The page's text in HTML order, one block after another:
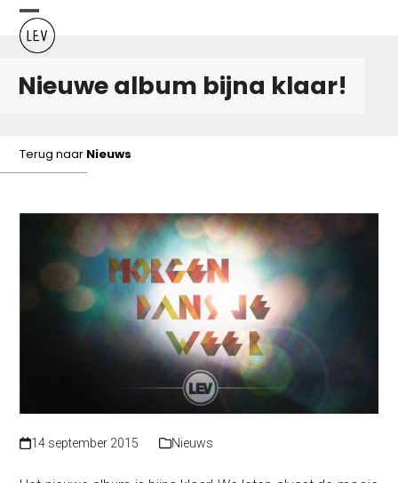
Skip
content
Open
mobile
menu
Close
mobile
menu
Nieuwe album bijna klaar!
Terug naar Nieuws
14 september 2015 Nieuws